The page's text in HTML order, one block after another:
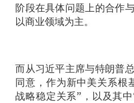
阶段在具体问题上的合作
以商业领域为主。
而从习近平主席与特朗普
同意，作为新中美关系根
战略稳定关系”，以及其